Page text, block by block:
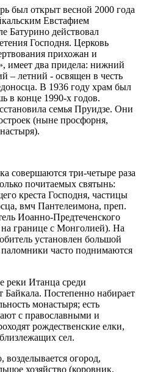
был открыт весной 2000 года
Евстафием
Батурино действовал
Господня. Церковь
прихожан и
имеет два придела: нижний
– летний - освящен в честь
В 1936 году храм был
в конце 1990-х годов.
семья Пруидзе. Они
(ныне просфорня,
совершаются три-четыре раза
почитаемых святынь:
креста Господня, частицы
вмч Пантелеимона, преп.
Иоанно-Предтеченского
границе c Монголией). На
установлен большой
часто поднимаются
реки Итанца среди
Постепенно набирает
монастыря; есть
с православными и
рождественские елки,
сел.
возделывается огород,
хозяйство (коровник,